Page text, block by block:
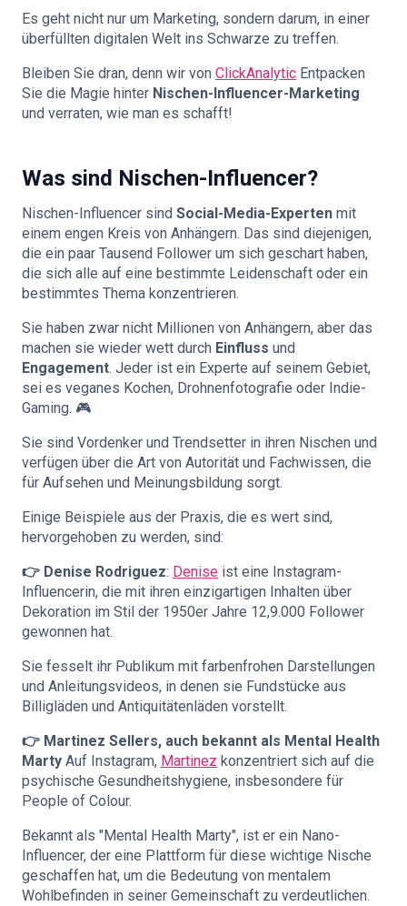
Es geht nicht nur um Marketing, sondern darum, in einer
überfüllten digitalen Welt ins Schwarze zu treffen.
Bleiben Sie dran, denn wir von ClickAnalytic Entpacken
Sie die Magie hinter Nischen-Influencer-Marketing
und verraten, wie man es schafft!
Was sind Nischen-Influencer?
Nischen-Influencer sind Social-Media-Experten mit
einem engen Kreis von Anhängern. Das sind diejenigen,
die ein paar Tausend Follower um sich geschart haben,
die sich alle auf eine bestimmte Leidenschaft oder ein
bestimmtes Thema konzentrieren.
Sie haben zwar nicht Millionen von Anhängern, aber das
machen sie wieder wett durch Einfluss und
Engagement. Jeder ist ein Experte auf seinem Gebiet,
sei es veganes Kochen, Drohnenfotografie oder Indie-
Gaming. 🎮
Sie sind Vordenker und Trendsetter in ihren Nischen und
verfügen über die Art von Autorität und Fachwissen, die
für Aufsehen und Meinungsbildung sorgt.
Einige Beispiele aus der Praxis, die es wert sind,
hervorgehoben zu werden, sind:
👉 Denise Rodriguez: Denise ist eine Instagram-
Influencerin, die mit ihren einzigartigen Inhalten über
Dekoration im Stil der 1950er Jahre 12,9.000 Follower
gewonnen hat.
Sie fesselt ihr Publikum mit farbenfrohen Darstellungen
und Anleitungsvideos, in denen sie Fundstücke aus
Billigläden und Antiquitätenläden vorstellt.
👉 Martinez Sellers, auch bekannt als Mental Health
Marty Auf Instagram, Martinez konzentriert sich auf die
psychische Gesundheitshygiene, insbesondere für
People of Colour.
Bekannt als "Mental Health Marty", ist er ein Nano-
Influencer, der eine Plattform für diese wichtige Nische
geschaffen hat, um die Bedeutung von mentalem
Wohlbefinden in seiner Gemeinschaft zu verdeutlichen.